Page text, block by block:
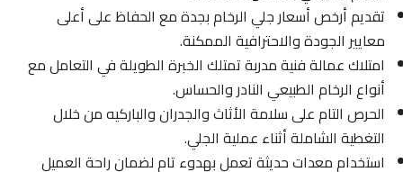
تقديم أرخص أسعار جلي الرخام بجدة مع الحفاظ على أعلى
معايير الجودة والاحترافية الممكنة.
امتلاك عمالة فنية مدربة تمتلك الخبرة الطويلة في التعامل مع
أنواع الرخام الطبيعي النادر والحساس.
الحرص التام على سلامة الأثاث والجدران والباركيه من خلال
التغطية الشاملة أثناء عملية الجلي.
استخدام معدات حديثة تعمل بهدوء تام لضمان راحة العميل